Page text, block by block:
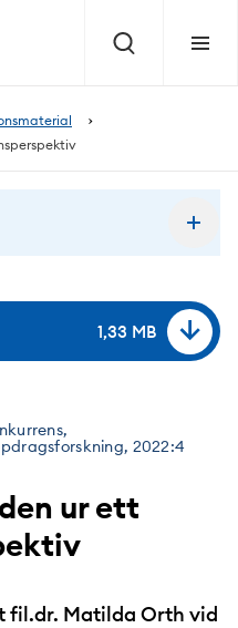
Sök Meny
2022:4
ur ett
fil.dr. Matilda Orth vid
1,33 MB